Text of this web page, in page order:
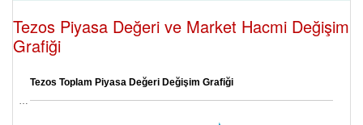
Tezos Piyasa Değeri ve Market Hacmi Değişim
Grafiği
Tezos Toplam Piyasa Değeri Değişim Grafiği